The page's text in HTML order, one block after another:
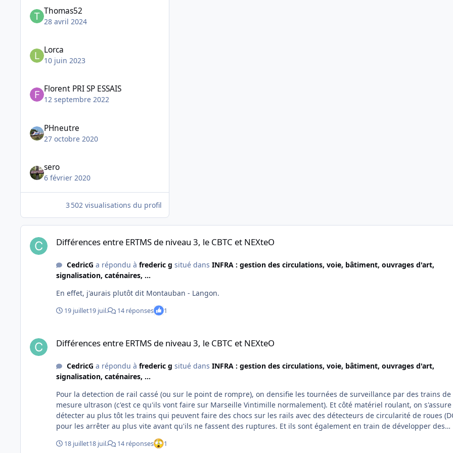
Thomas52
28 avril 2024
Lorca
10 juin 2023
Florent PRI SP ESSAIS
12 septembre 2022
PHneutre
27 octobre 2020
sero
6 février 2020
3 502 visualisations du profil
Différences entre ERTMS de niveau 3, le CBTC et NEXteO
Différences entre ERTMS de niveau 3, le CBTC et NEXteO
CedricG a répondu à frederic g situé dans INFRA : gestion des circulations, voie, bâtiment, ouvrages d'art,
signalisation, caténaires, ...
En effet, j'aurais plutôt dit Montauban - Langon.
19 juillet19 juil. 14 réponses 1
Différences entre ERTMS de niveau 3, le CBTC et NEXteO
CedricG a répondu à frederic g situé dans INFRA : gestion des circulations, voie, bâtiment, ouvrages d'art,
signalisation, caténaires, ...
Pour la detection de rail cassé (ou sur le point de rompre), on densifie les tournées de surveillance par des trains de
mesure ultrason (c'est ce qu'ils vont faire sur Marseille Vintimille normalement). Et côté matériel roulant, on
détecter au plus tôt les trains qui peuvent faire des chocs sur les rails avec des détecteurs de circularité de roues
pour les arrêter au plus vite avant qu'ils ne fassent des ruptures. Et ils sont également en train de développer des
Détecteurs d'Anomalie de Charge à l'Esssieu (DACE). En gros, ils installent des fibres optiques sur des portions de
la déformation du rail (et donc de la fibre optique) est mesurée au passage du train. Donc, ils détectent avec ça les
18 juillet18 juil. 14 réponses 1